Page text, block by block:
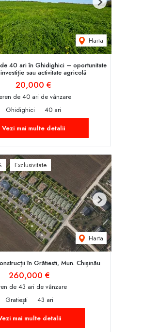
Harta
Next
40 ari în Ghidighici – oportunitate
sau activitate agricolă
20,000 €
de 40 ari de vânzare
Ghidighici
40 ari
Vezi mai multe detalii
Exclusivitate
Harta
Next
în Grătiesti, Mun. Chișinău
260,000 €
de 43 ari de vânzare
Gratiești
43 ari
mai multe detalii